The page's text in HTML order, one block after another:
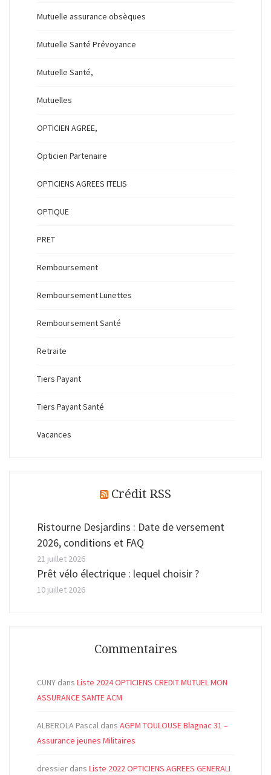
Mutuelle assurance obsèques
Mutuelle Santé Prévoyance
Mutuelle Santé,
Mutuelles
OPTICIEN AGREE,
Opticien Partenaire
OPTICIENS AGREES ITELIS
OPTIQUE
PRET
Remboursement
Remboursement Lunettes
Remboursement Santé
Retraite
Tiers Payant
Tiers Payant Santé
Vacances
Crédit RSS
Ristourne Desjardins : Date de versement
2026, conditions et FAQ
21 juillet 2026
Prêt vélo électrique : lequel choisir ?
10 juillet 2026
Commentaires
CUNY dans Liste 2024 OPTICIENS CREDIT MUTUEL MON
ASSURANCE SANTE ACM
ALBEROLA Pascal dans AGPM TOULOUSE Blagnac 31 –
Assurance jeunes Militaires
dressier dans Liste 2022 OPTICIENS AGREES GENERALI